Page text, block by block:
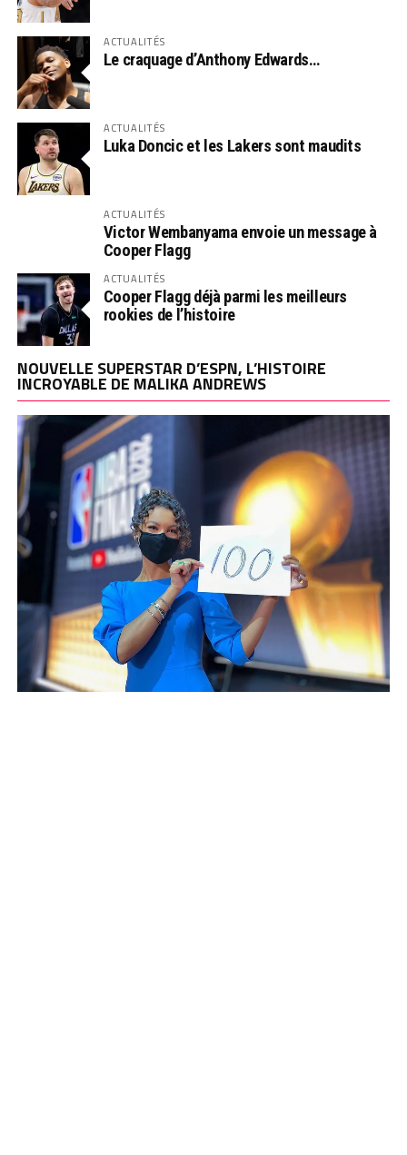
ACTUALITÉS
Le craquage d’Anthony Edwards…
ACTUALITÉS
Luka Doncic et les Lakers sont maudits
ACTUALITÉS
Victor Wembanyama envoie un message à
Cooper Flagg
ACTUALITÉS
Cooper Flagg déjà parmi les meilleurs
rookies de l’histoire
NOUVELLE SUPERSTAR D’ESPN, L’HISTOIRE
INCROYABLE DE MALIKA ANDREWS